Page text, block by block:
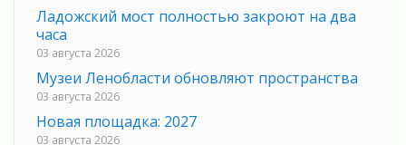
Ладожский мост полностью закроют на два
часа
03 августа 2026
Музеи Ленобласти обновляют пространства
03 августа 2026
Новая площадка: 2027
03 августа 2026